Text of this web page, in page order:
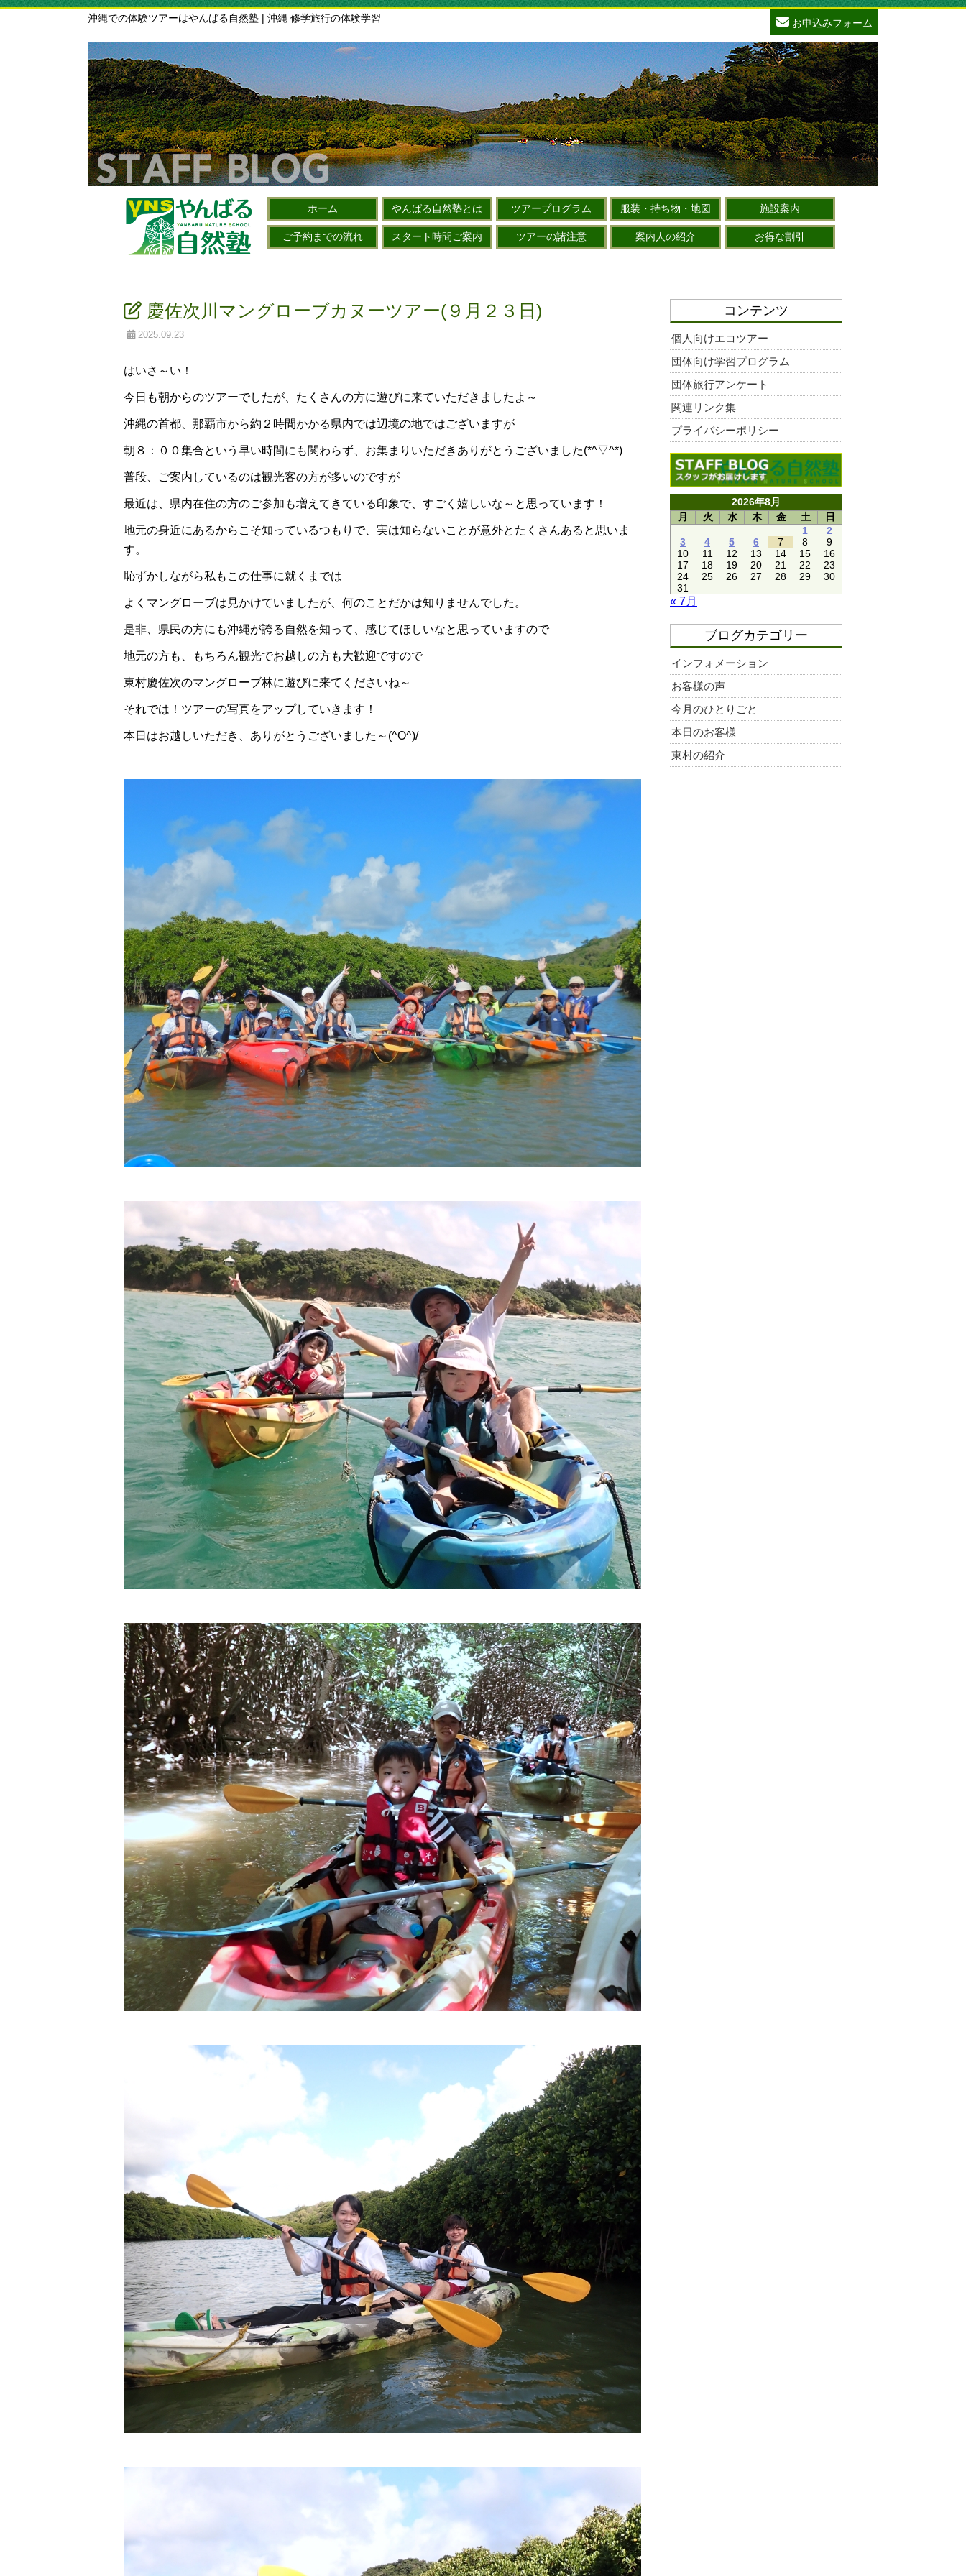
沖縄での体験ツアーはやんばる自然塾 | 沖縄 修学旅行の体験学習 お申込みフォーム
ホーム やんばる自然塾とは ツアープログラム 服装・持ち物・地図 施設案内
ご予約までの流れ スタート時間ご案内 ツアーの諸注意 案内人の紹介 お得な割引
慶佐次川マングローブカヌーツアー(９月２３日)
2025.09.23
はいさ～い！
今日も朝からのツアーでしたが、たくさんの方に遊びに来ていただきましたよ～
沖縄の首都、那覇市から約２時間かかる県内では辺境の地ではございますが
朝８：００集合という早い時間にも関わらず、お集まりいただきありがとうございました(*^▽^*)
普段、ご案内しているのは観光客の方が多いのですが
最近は、県内在住の方のご参加も増えてきている印象で、すごく嬉しいな～と思っています！
地元の身近にあるからこそ知っているつもりで、実は知らないことが意外とたくさんあると思いま
す。
恥ずかしながら私もこの仕事に就くまでは
よくマングローブは見かけていましたが、何のことだかは知りませんでした。
是非、県民の方にも沖縄が誇る自然を知って、感じてほしいなと思っていますので
地元の方も、もちろん観光でお越しの方も大歓迎ですので
東村慶佐次のマングローブ林に遊びに来てくださいね～
それでは！ツアーの写真をアップしていきます！
本日はお越しいただき、ありがとうございました～(^O^)/
コンテンツ
個人向けエコツアー
団体向け学習プログラム
団体旅行アンケート
関連リンク集
プライバシーポリシー
2026年8月
月
火 水 木 金 土
日
1
2
3
4 5 6 7 8
9
10
11 12 13 14 15
16
17
18 19 20 21 22
23
24
25 26 27 28 29
30
31
« 7月
ブログカテゴリー
インフォメーション
お客様の声
今月のひとりごと
本日のお客様
東村の紹介